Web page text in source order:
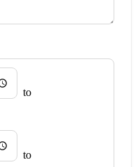
to
to